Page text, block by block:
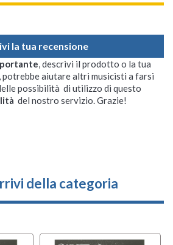
la tua recensione
, descrivi il prodotto o la tua
potrebbe aiutare altri musicisti a farsi
possibilità di utilizzo di questo
del nostro servizio. Grazie!
della categoria